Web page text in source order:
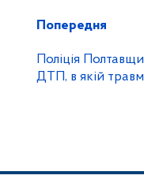
Попередня
Поліція
ДТП, в якій